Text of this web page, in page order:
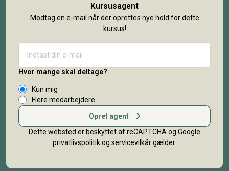
Kursusagent
Modtag en e-mail når der oprettes nye hold for dette
kursus!
Hvor mange skal deltage?
Kun mig
Flere medarbejdere
Opret agent
Dette websted er beskyttet af reCAPTCHA og Google
privatlivspolitikog servicevilkårgælder.